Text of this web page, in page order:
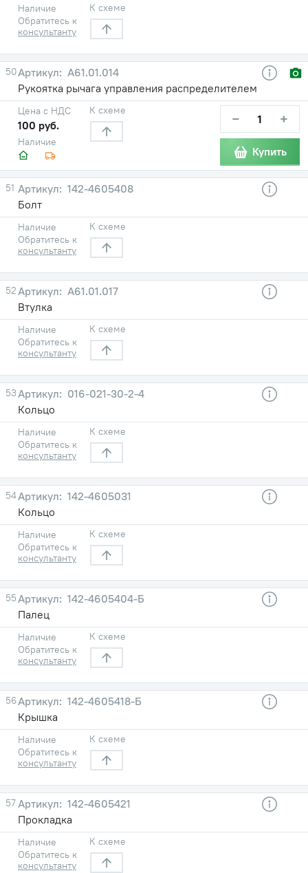
Наличие
Обратитесь к
консультанту
К схеме
50
А61.01.014
Рукоятка рычага управления распределителем
Наличие
Цена с НДС
100 руб.
К схеме − +
Купить
51
142-4605408
Болт
Наличие
Обратитесь к
консультанту
К схеме
52
А61.01.017
Втулка
Наличие
Обратитесь к
консультанту
К схеме
53
016-021-30-2-4
Кольцо
Наличие
Обратитесь к
консультанту
К схеме
54
142-4605031
Кольцо
Наличие
Обратитесь к
консультанту
К схеме
55
142-4605404-Б
Палец
Наличие
Обратитесь к
консультанту
К схеме
56
142-4605418-Б
Крышка
Наличие
Обратитесь к
консультанту
К схеме
57
142-4605421
Прокладка
Наличие
Обратитесь к
консультанту
К схеме